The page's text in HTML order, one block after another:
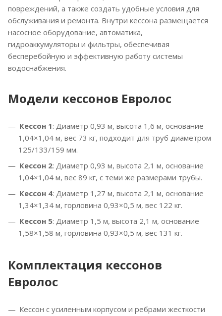
повреждений, а также создать удобные условия для
обслуживания и ремонта. Внутри кессона размещается
насосное оборудование, автоматика,
гидроаккумуляторы и фильтры, обеспечивая
бесперебойную и эффективную работу системы
водоснабжения.
Модели кессонов Евролос
Кессон 1: Диаметр 0,93 м, высота 1,6 м, основание
1,04×1,04 м, вес 73 кг, подходит для труб диаметром
125/133/159 мм.
Кессон 2: Диаметр 0,93 м, высота 2,1 м, основание
1,04×1,04 м, вес 89 кг, с теми же размерами трубы.
Кессон 4: Диаметр 1,27 м, высота 2,1 м, основание
1,34×1,34 м, горловина 0,93×0,5 м, вес 122 кг.
Кессон 5: Диаметр 1,5 м, высота 2,1 м, основание
1,58×1,58 м, горловина 0,93×0,5 м, вес 131 кг.
Комплектация кессонов
Евролос
Кессон с усиленным корпусом и ребрами жесткости